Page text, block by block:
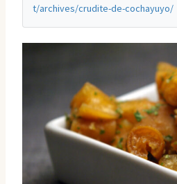
t/archives/crudite-de-cochayuyo/